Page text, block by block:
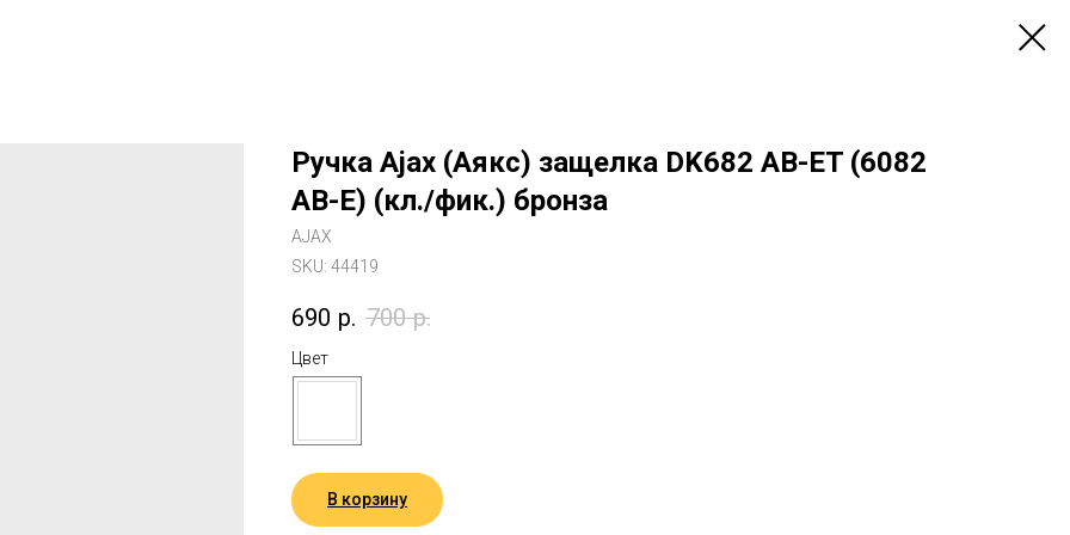
Ручка Ajax (Аякс) защелка DK682 AB-ET (6082
AB-E) (кл./фик.) бронза
AJAX
SKU: 44419
690 р. 700 р.
Цвет
В корзину